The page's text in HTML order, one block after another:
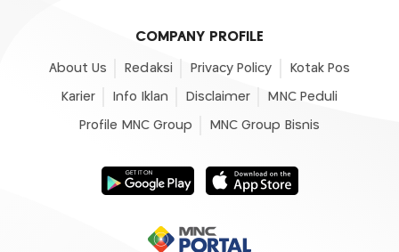
COMPANY PROFILE
About Us Redaksi Privacy Policy Kotak Pos
Karier Info Iklan Disclaimer MNC Peduli
Profile MNC Group MNC Group Bisnis